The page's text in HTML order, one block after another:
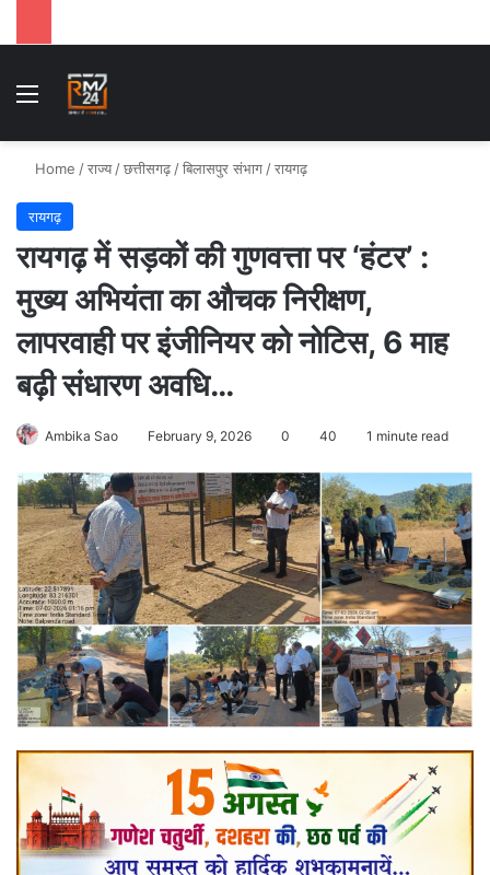
Menu
Home /राज्य /छत्तीसगढ़ /बिलासपुर संभाग /रायगढ़
रायगढ़
रायगढ़ में सड़कों की गुणवत्ता पर ‘हंटर’ :
मुख्य अभियंता का औचक निरीक्षण,
लापरवाही पर इंजीनियर को नोटिस, 6 माह
बढ़ी संधारण अवधि…
Ambika Sao February 9, 2026 0 40 1 minute read